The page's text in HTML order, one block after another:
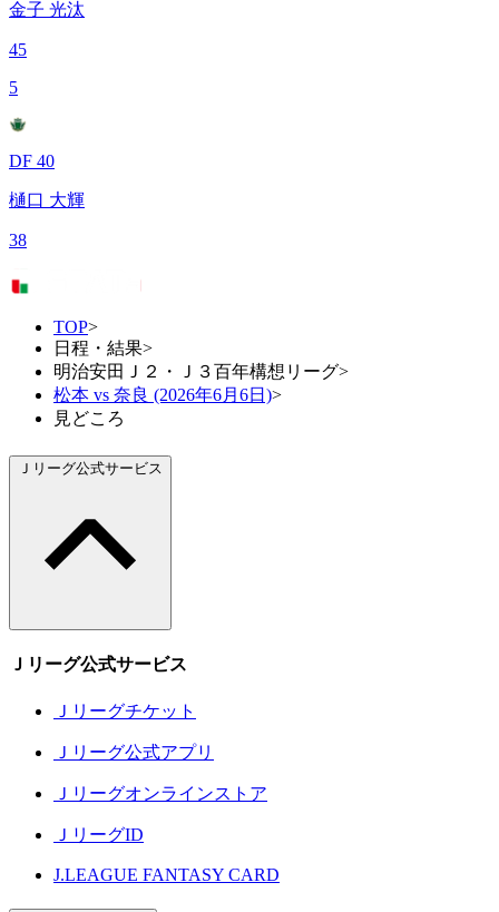
金子 光汰
45
5
DF 40
樋口 大輝
38
TOP>
日程・結果>
明治安田Ｊ２・Ｊ３百年構想リーグ>
松本 vs 奈良 (2026年6月6日)>
見どころ
Ｊリーグ公式サービス
Ｊリーグ公式サービス
Ｊリーグチケット
Ｊリーグ公式アプリ
Ｊリーグオンラインストア
ＪリーグID
J.LEAGUE FANTASY CARD